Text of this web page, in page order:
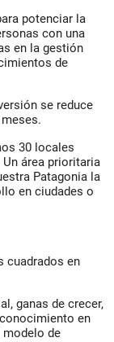
potenciar la
con una
en la gestión
de
se reduce
30 locales
área prioritaria
Patagonia la
en ciudades o
en
ganas de crecer,
en
modelo de